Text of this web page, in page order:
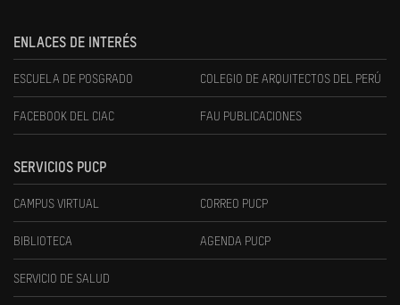
ENLACES DE INTERÉS
ESCUELA DE POSGRADO COLEGIO DE ARQUITECTOS DEL PERÚ
FACEBOOK DEL CIAC FAU PUBLICACIONES
SERVICIOS PUCP
CAMPUS VIRTUAL CORREO PUCP
BIBLIOTECA AGENDA PUCP
SERVICIO DE SALUD